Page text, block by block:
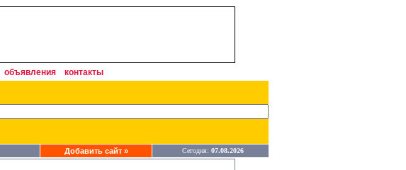
объявления контакты
Добавить сайт » Сегодня: 07.08.2026